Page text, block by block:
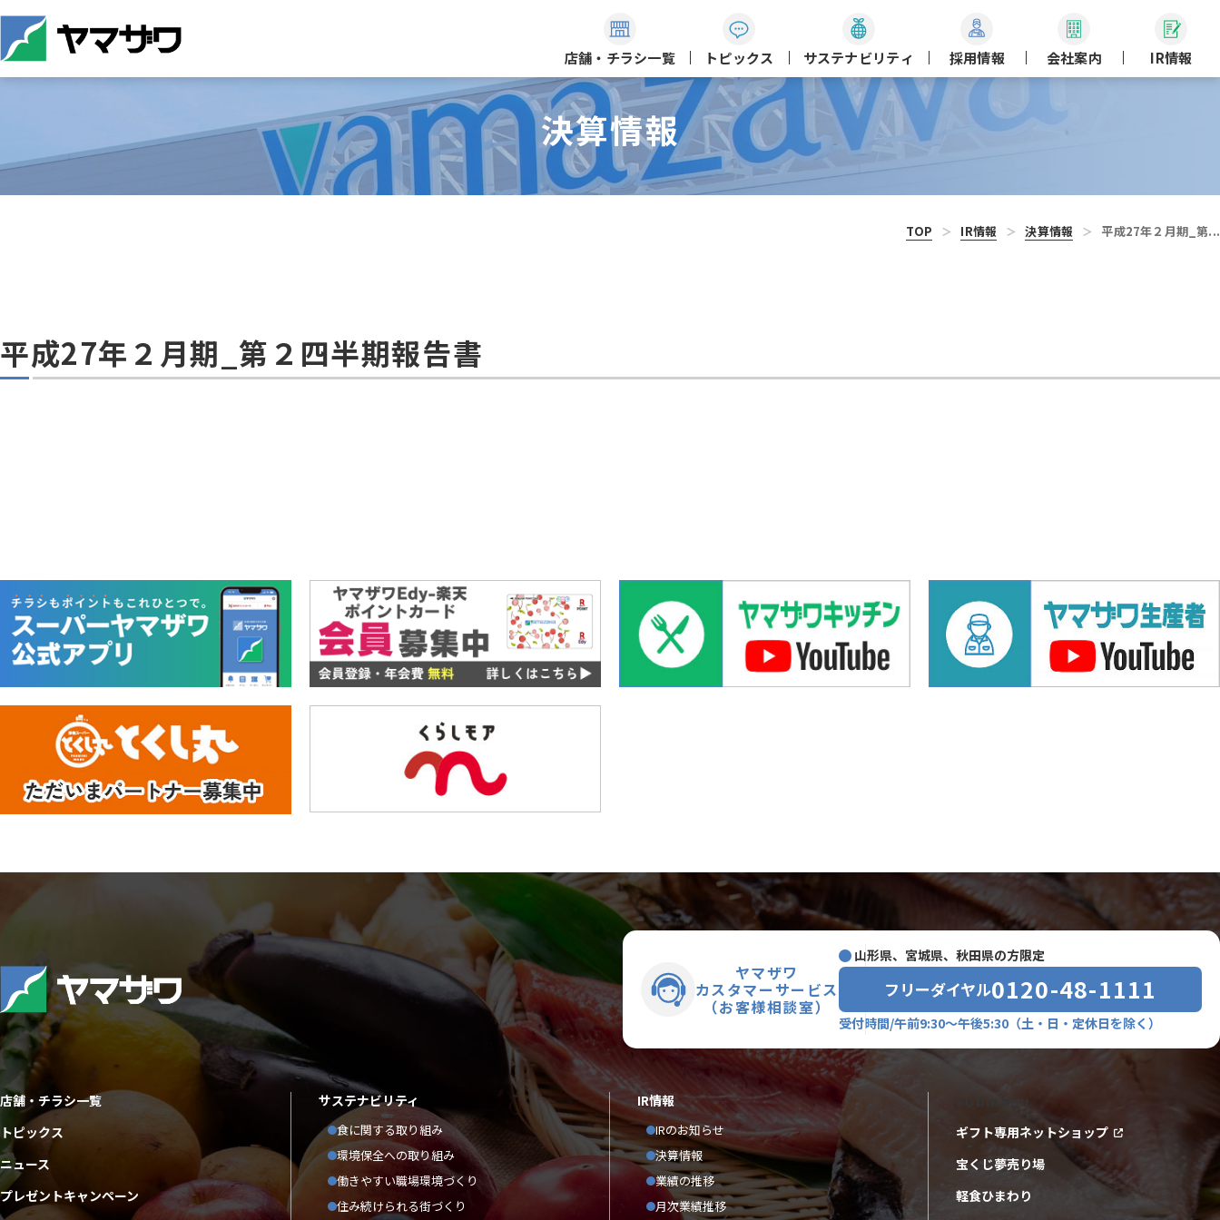
店舗・チラシ一覧 トピックス サステナビリティ 採用情報 会社案内 IR情報
決算情報
TOP IR情報 決算情報 平成27年２月期_第...
平成27年２月期_第２四半期報告書
ヤマザワ
カスタマーサービス
（お客様相談室）
山形県、宮城県、秋田県の方限定
フリーダイヤル0120-48-1111
受付時間/午前9:30～午後5:30 （土・日・定休日を除く）
店舗・チラシ一覧
トピックス
ニュース
プレゼントキャンペーン
サステナビリティ
食に関する取り組み
環境保全への取り組み
働きやすい職場環境づくり
住み続けられる街づくり
IR情報
IRのお知らせ
決算情報
業績の推移
月次業績推移
Submenu
ギフト専用ネットショップ
宝くじ夢売り場
軽食ひまわり